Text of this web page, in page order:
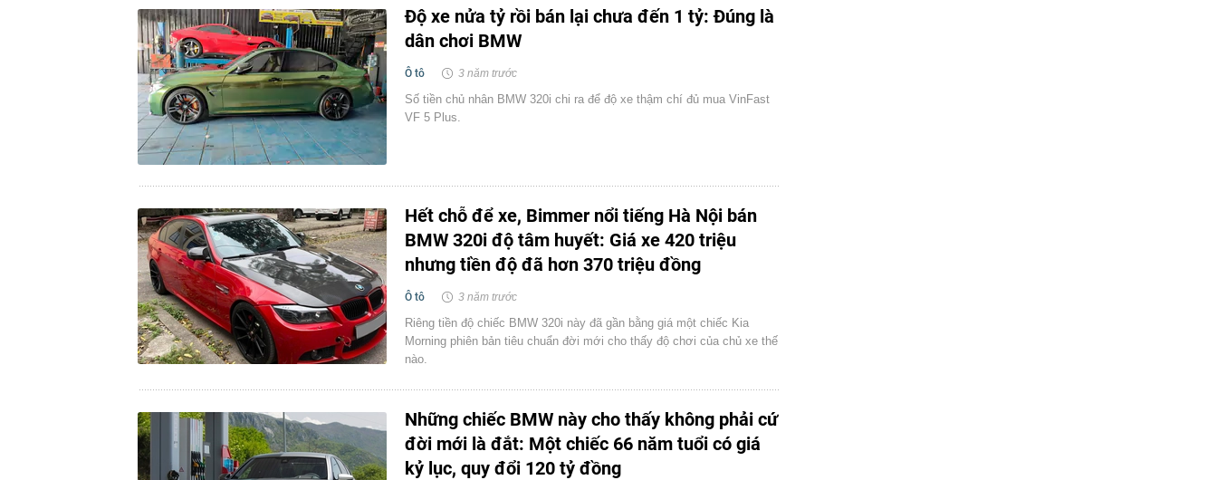
Độ xe nửa tỷ rồi bán lại chưa đến 1 tỷ: Đúng là
dân chơi BMW
Ô tô 3 năm trước
Số tiền chủ nhân BMW 320i chi ra để độ xe thậm chí đủ mua VinFast
VF 5 Plus.
Hết chỗ để xe, Bimmer nổi tiếng Hà Nội bán
BMW 320i độ tâm huyết: Giá xe 420 triệu
nhưng tiền độ đã hơn 370 triệu đồng
Ô tô 3 năm trước
Riêng tiền độ chiếc BMW 320i này đã gần bằng giá một chiếc Kia
Morning phiên bản tiêu chuẩn đời mới cho thấy độ chơi của chủ xe thế
nào.
Những chiếc BMW này cho thấy không phải cứ
đời mới là đắt: Một chiếc 66 năm tuổi có giá
kỷ lục, quy đổi 120 tỷ đồng